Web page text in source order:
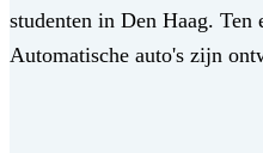
studenten in Den Haag. Ten
Automatische auto's zijn